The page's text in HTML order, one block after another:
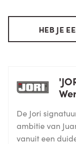
HEB JE
De Jori
ambitie van
vanuit een